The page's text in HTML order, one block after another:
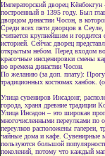
Императорский дворец Кёнбокгун
построенный в 1395 году. Был
дворцом династии Чосон, в
Среди всех пяти дворцов в
считается крупнейшим и гордится
историей. Сейчас дворец
открытым небом. Перед входом
красочные инсценировки смены
во времена династии Чосон.
По желанию (за доп. плату):
традиционных костюмах ханбок.
Улица сувениров Инсадонг,
города, храня древние традиции
Улица Инсадон – это широкая
многочисленными переулками по
переулков расположены галереи,
чайные дома и кафе. Сувенирные
пользуются большой
поколений, потому что каждый